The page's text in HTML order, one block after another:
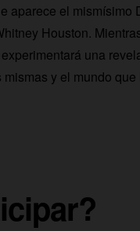
aparece el mismísimo
Houston.
una
y el mundo que